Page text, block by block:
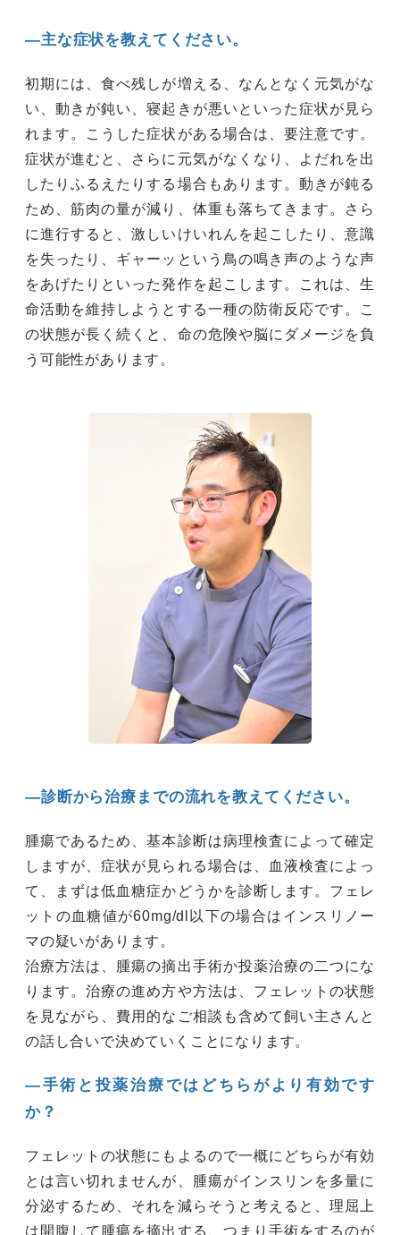
―主な症状を教えてください。
初期には、食べ残しが増える、なんとなく元気がな
い、動きが鈍い、寝起きが悪いといった症状が見ら
れます。こうした症状がある場合は、要注意です。
症状が進むと、さらに元気がなくなり、よだれを出
したりふるえたりする場合もあります。動きが鈍る
ため、筋肉の量が減り、体重も落ちてきます。さら
に進行すると、激しいけいれんを起こしたり、意識
を失ったり、ギャーッという鳥の鳴き声のような声
をあげたりといった発作を起こします。これは、生
命活動を維持しようとする一種の防衛反応です。こ
の状態が長く続くと、命の危険や脳にダメージを負
う可能性があります。
―診断から治療までの流れを教えてください。
腫瘍であるため、基本診断は病理検査によって確定
しますが、症状が見られる場合は、血液検査によっ
て、まずは低血糖症かどうかを診断します。フェレ
ットの血糖値が60mg/dl以下の場合はインスリノー
マの疑いがあります。
治療方法は、腫瘍の摘出手術か投薬治療の二つにな
ります。治療の進め方や方法は、フェレットの状態
を見ながら、費用的なご相談も含めて飼い主さんと
の話し合いで決めていくことになります。
―手術と投薬治療ではどちらがより有効です
か？
フェレットの状態にもよるので一概にどちらが有効
とは言い切れませんが、腫瘍がインスリンを多量に
分泌するため、それを減らそうと考えると、理屈上
は開腹して腫瘍を摘出する、つまり手術をするのが